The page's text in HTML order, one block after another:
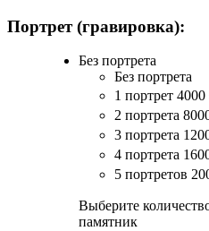
Портрет (гравировка):
Без портрета
Без портрета
1 портрет 4000
2 портрета
3 портрета
4 портрета
5 портретов
Выберите
памятник